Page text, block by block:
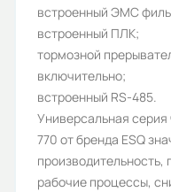
Степень
IP20
Дискретные
6
Протокол
опционально
встроенный ЭМС
встроенный ПЛК;
тормозной
включительно;
встроенный RS-485.
Универсальная
770 от бренда ESQ
производительность,
рабочие процессы,